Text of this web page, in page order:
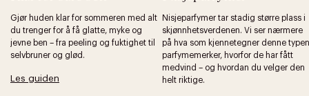
Gjør huden klar for sommeren med alt
du trenger for å få glatte, myke og
jevne ben – fra peeling og fuktighet til
selvbruner og glød.
Les guiden
Nisjeparfymer tar stadig større plass i
skjønnhetsverdenen. Vi ser nærmere
på hva som kjennetegner denne typen
parfymemerker, hvorfor de har fått
medvind – og hvordan du velger den
helt riktige.
Forrige